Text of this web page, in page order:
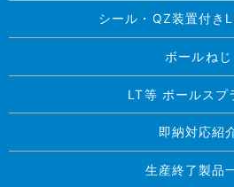
シール・QZ装置付き
ボールねじ
LT等 ボールスプ
即納対応紹
生産終了製品